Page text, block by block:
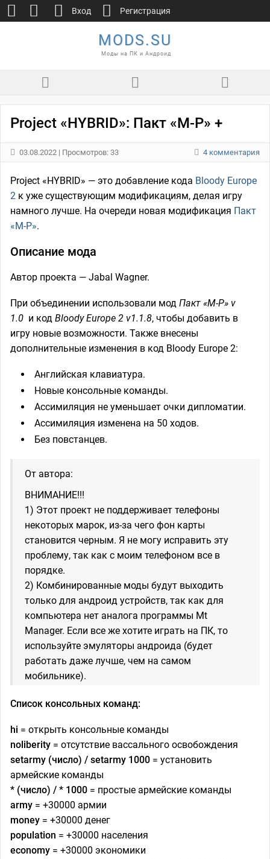
MODS.SU
Моды на ПК и Андроид
Project «HYBRID»: Пакт «М-Р» +
03.08.2022 | Просмотров: 33 4 комментария
Project «HYBRID» — это добавление кода Bloody Europe
2 к уже существующим модификациям, делая игру
намного лучше. На очереди новая модификация Пакт
«М-Р».
Описание мода
Автор проекта — Jabal Wagner.
При объединении использовали мод Пакт «М-Р» v
1.0 и код Bloody Europe 2 v1.1.8, чтобы добавить в
игру новые возможности. Также внесены
дополнительные изменения в код Bloody Europe 2:
Английская клавиатура.
Новые консольные команды.
Ассимиляция не уменьшает очки дипломатии.
Ассимиляция изменена на 50 ходов.
Без повстанцев.
От автора:
ВНИМАНИЕ!!!
1) Этот проект не поддерживает телефоны
некоторых марок, из-за чего фон карты
становится черным. Я не могу исправить эту
проблему, так как с моим телефоном все в
порядке.
2) Комбинированные моды будут выходить
только для андроид устройств, так как для
компьютера нет аналога программы Mt
Manager. Если все же хотите играть на ПК, то
используйте эмуляторы андроида (будет
работать даже лучше, чем на самом
мобильнике).
Список консольных команд:
hi = открыть консольные команды
noliberity = отсутствие вассального освобождения
setarmy (число) / setarmy 1000 = установить
армейские команды
* (число) / * 1000 = простые армейские команды
army = +30000 армии
money = +30000 денег
population = +30000 населения
economy = +30000 экономики
Вход Регистрация